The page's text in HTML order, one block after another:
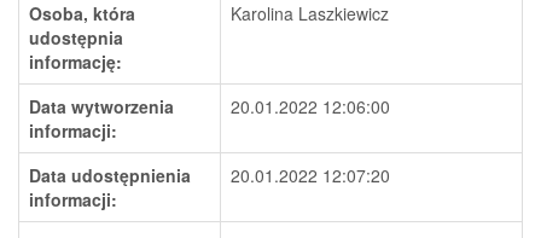
Osoba, która
udostępnia
informację:
Karolina Laszkiewicz
Data wytworzenia
informacji:
20.01.2022 12:06:00
Data udostępnienia
informacji:
20.01.2022 12:07:20